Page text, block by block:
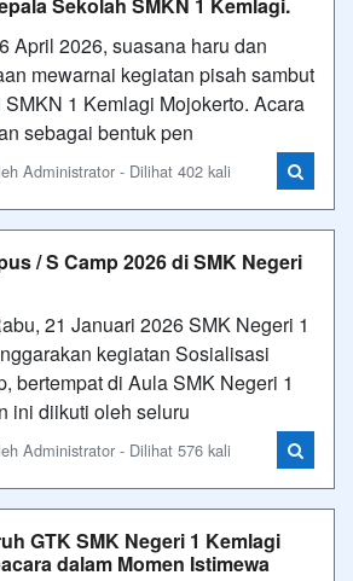
April 2026, suasana haru dan
mewarnai kegiatan pisah sambut
1 Kemlagi Mojokerto. Acara
sebagai bentuk pen
Administrator - Dilihat 402 kali
/ S Camp 2026 di SMK Negeri
21 Januari 2026 SMK Negeri 1
kegiatan Sosialisasi
bertempat di Aula SMK Negeri 1
ini diikuti oleh seluru
Administrator - Dilihat 576 kali
GTK SMK Negeri 1 Kemlagi
dalam Momen Istimewa